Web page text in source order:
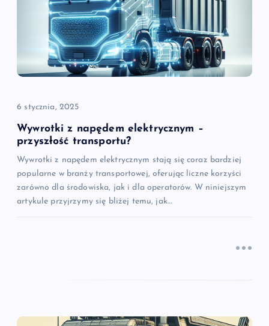
p
s
u
6 stycznia, 2025
Wywrotki z napędem elektrycznym –
przyszłość transportu?
Wywrotki z napędem elektrycznym stają się coraz bardziej
popularne w branży transportowej, oferując liczne korzyści
zarówno dla środowiska, jak i dla operatorów. W niniejszym
artykule przyjrzymy się bliżej temu, jak…